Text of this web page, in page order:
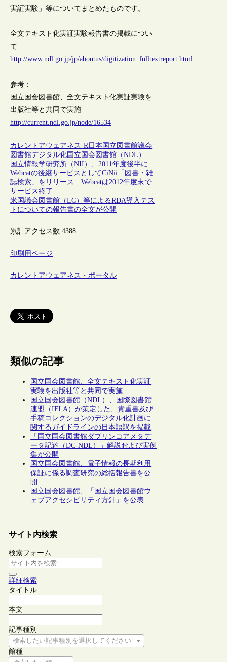
実証実験」等についてまとめたものです。
全文テキスト化実証実験報告書の掲載につい
て
http://www.ndl.go.jp/jp/aboutus/digitization_fulltextreport.html
参考：
国立国会図書館、全文テキスト化実証実験を
出版社等と共同で実施
http://current.ndl.go.jp/node/16534
カレントアウェアネス-R日本 国立図書館議会
図書館デジタル化国立国会図書館（NDL）
国立情報学研究所（NII）、2011年度後半に
Webcatの後継サービスとしてCiNii「図書・雑
誌検索」をリリース Webcatは2012年度末で
サービス終了
米国議会図書館（LC）等によるRDA導入テス
トについての報告書の全文が公開
累計アクセス数:4388
印刷用ページ
カレントアウェアネス・ポータル
類似の記事
国立国会図書館、全文テキスト化実証
実験を出版社等と共同で実施
国立国会図書館（NDL）、国際図書館
連盟（IFLA）が策定した、貴重書及び
手稿コレクションのデジタル化計画に
関するガイドラインの日本語訳を掲載
「国立国会図書館ダブリンコアメタデ
ータ記述（DC-NDL）」解説および実例
集が公開
国立国会図書館、電子情報の長期利用
保証に係る調査研究の総括報告書を公
開
国立国会図書館、「国立国会図書館ウ
ェブアクセシビリティ方針」を公表
サイト内検索
検索フォーム
詳細検索
タイトル
本文
記事種別
検索したい記事種別を選択してください
館種